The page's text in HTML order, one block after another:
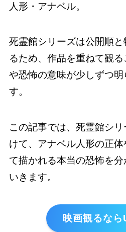
人形・アナベル。
死霊館シリーズは公開順
るため、作品を重ねて観
や恐怖の意味が少しずつ
す。
この記事では、死霊館シ
けて、アナベル人形の正
て描かれる本当の恐怖を
いきます。
映画観るな